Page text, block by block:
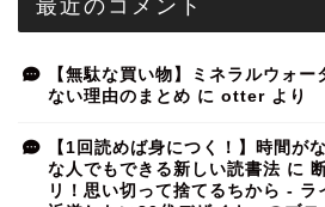
【無駄な買い物】ミネラルウォ
ない理由のまとめ に otter より
【1回読めば身につく！】時間が
な人でもできる新しい読書法 に
リ！思い切って捨てるちから -